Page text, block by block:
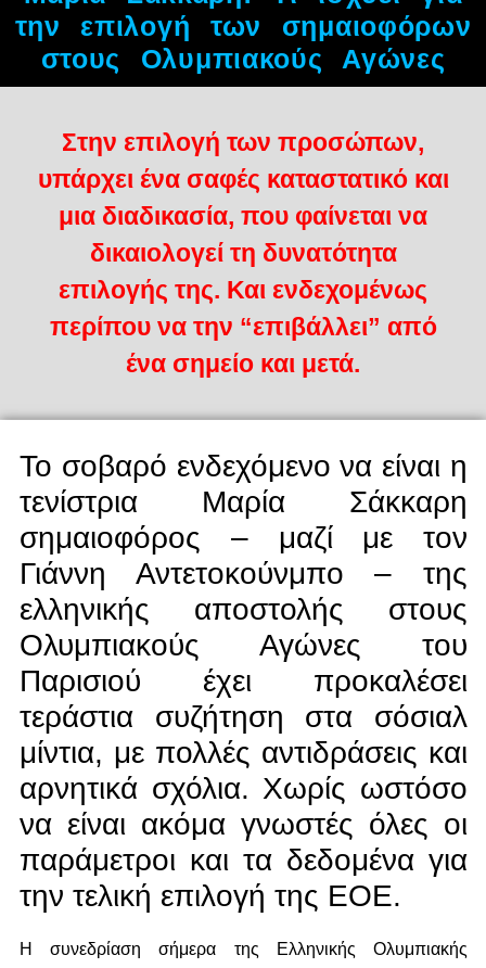
την επιλογή των σημαιοφόρων
στους Ολυμπιακούς Αγώνες
Στην επιλογή των προσώπων,
υπάρχει ένα σαφές καταστατικό και
μια διαδικασία, που φαίνεται να
δικαιολογεί τη δυνατότητα
επιλογής της. Και ενδεχομένως
περίπου να την “επιβάλλει” από
ένα σημείο και μετά.
Το σοβαρό ενδεχόμενο να είναι η
τενίστρια Μαρία Σάκκαρη
σημαιοφόρος – μαζί με τον
Γιάννη Αντετοκούνμπο – της
ελληνικής αποστολής στους
Ολυμπιακούς Αγώνες του
Παρισιού έχει προκαλέσει
τεράστια συζήτηση στα σόσιαλ
μίντια, με πολλές αντιδράσεις και
αρνητικά σχόλια. Χωρίς ωστόσο
να είναι ακόμα γνωστές όλες οι
παράμετροι και τα δεδομένα για
την τελική επιλογή της ΕΟΕ.
Η συνεδρίαση σήμερα της Ελληνικής Ολυμπιακής